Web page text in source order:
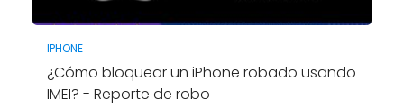
IPHONE
¿Cómo bloquear un iPhone robado usando
IMEI? - Reporte de robo